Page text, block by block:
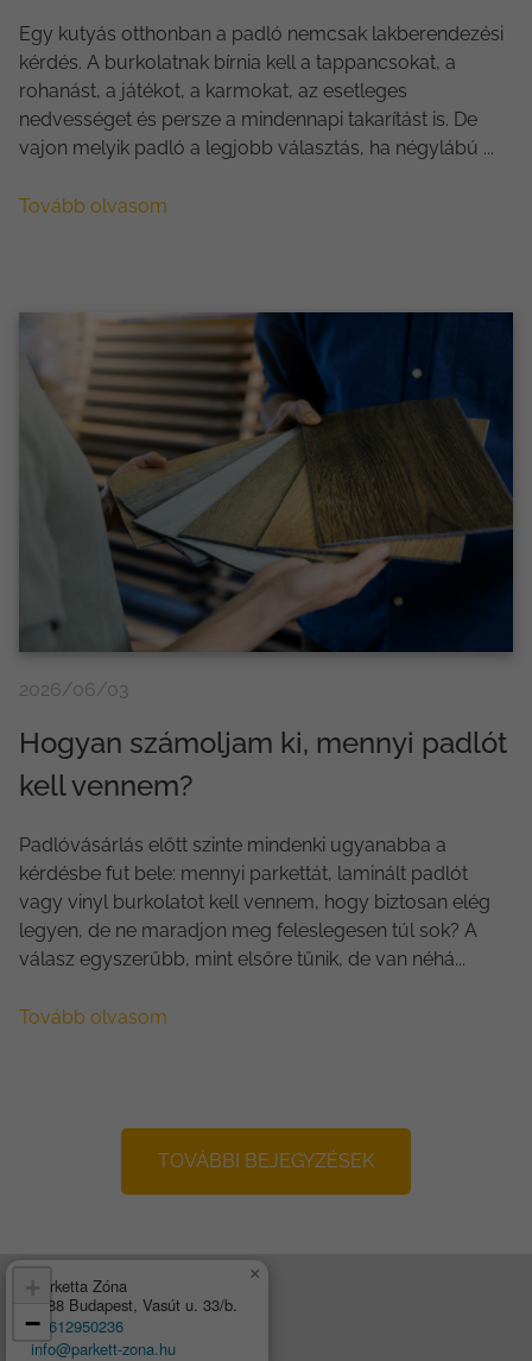
Egy kutyás otthonban a padló nemcsak lakberendezési
kérdés. A burkolatnak bírnia kell a tappancsokat, a
rohanást, a játékot, a karmokat, az esetleges
nedvességet és persze a mindennapi takarítást is. De
vajon melyik padló a legjobb választás, ha négylábú ...
Tovább olvasom
2026/06/03
Hogyan számoljam ki, mennyi padlót
kell vennem?
Padlóvásárlás előtt szinte mindenki ugyanabba a
kérdésbe fut bele: mennyi parkettát, laminált padlót
vagy vinyl burkolatot kell vennem, hogy biztosan elég
legyen, de ne maradjon meg feleslegesen túl sok? A
válasz egyszerűbb, mint elsőre tűnik, de van néhá...
Tovább olvasom
TOVÁBBI BEJEGYZÉSEK
Parketta Zóna
1188 Budapest, Vasút u. 33/b.
+3612950236
info@parkett-zona.hu
×
−